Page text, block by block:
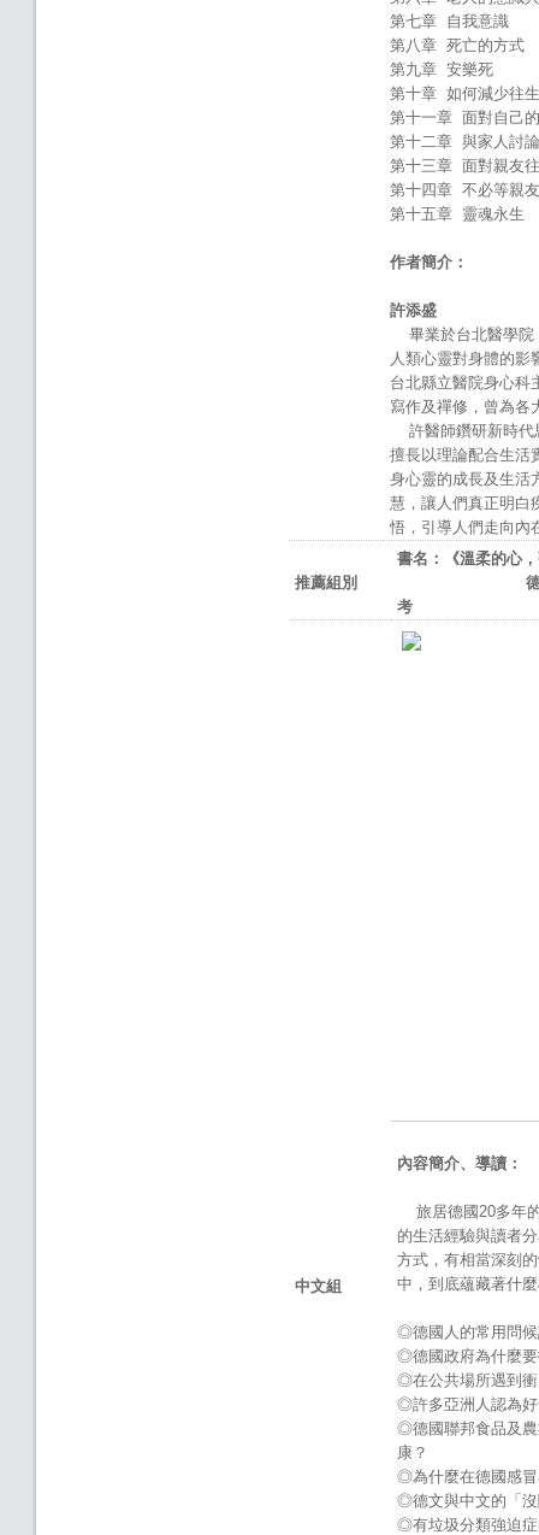
第七章 自我意識
第八章 死亡的方式
第九章 安樂死
第十章 如何減少往
第十一章 面對自己
第十二章 與家人討
第十三章 面對親友
第十四章 不必等親
第十五章 靈魂永生
作者簡介：
許添盛
畢業於台北醫學院
人類心靈對身體的影
台北縣立醫院身心科
寫作及禪修，曾為各
許醫師鑽研新時代
擅長以理論配合生活
身心靈的成長及生活
慧，讓人們真正明白
悟，引導人們走向內
推薦組別
書名：《溫柔的心
考
中文組
內容簡介、導讀：
旅居德國20多年
的生活經驗與讀者
方式，有相當深刻
中，到底蘊藏著什
◎德國人的常用問候
◎德國政府為什麼要
◎在公共場所遇到
◎許多亞洲人認為好
◎德國聯邦食品及農
康？
◎為什麼在德國感冒
◎德文與中文的「沒
◎有垃圾分類強迫症